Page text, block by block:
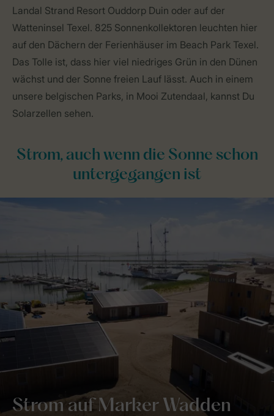
Landal Strand Resort Ouddorp Duin oder auf der
Watteninsel Texel. 825 Sonnenkollektoren leuchten hier
auf den Dächern der Ferienhäuser im Beach Park Texel.
Das Tolle ist, dass hier viel niedriges Grün in den Dünen
wächst und der Sonne freien Lauf lässt. Auch in einem
unsere belgischen Parks, in Mooi Zutendaal, kannst Du
Solarzellen sehen.
Strom, auch wenn die Sonne schon
untergegangen ist
Strom auf Marker Wadden